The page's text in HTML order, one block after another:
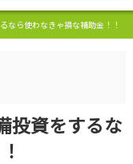
なら使わなきゃ損な補助金！！
投資をするな